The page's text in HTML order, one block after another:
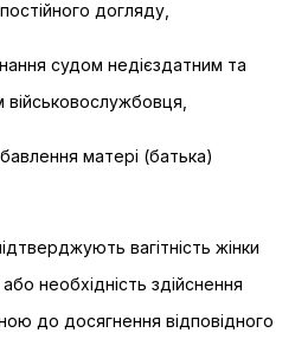
догляду,
судом недієздатним та
військовослужбовця,
матері (батька)
вагітність жінки
необхідність здійснення
до досягнення відповідного